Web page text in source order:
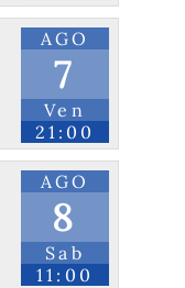
AGO
7
Ven
21:00
AGO
8
Sab
11:00